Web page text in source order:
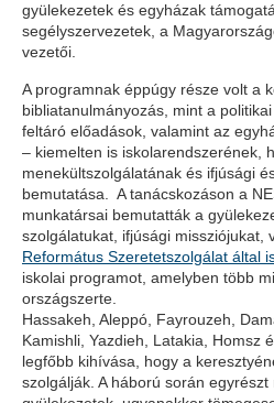
gyülekezetek és egyházak
segélyszervezetek, a
vezetői.
A programnak éppúgy része volt a
bibliatanulmányozás, mint a
feltáró előadások, valamint az
– kiemelten is iskolarendszerének,
menekültszolgálatának és ifjúsági
bemutatása. A tanácskozáson a
munkatársai bemutatták a
szolgálatukat, ifjúsági missziójukat,
Református Szeretetszolgálat által
iskolai programot, amelyben több
országszerte.
Hassakeh, Aleppó, Fayrouzeh,
Kamishli, Yazdieh, Latakia, Homsz
legfőbb kihívása, hogy a
szolgálják. A háború során